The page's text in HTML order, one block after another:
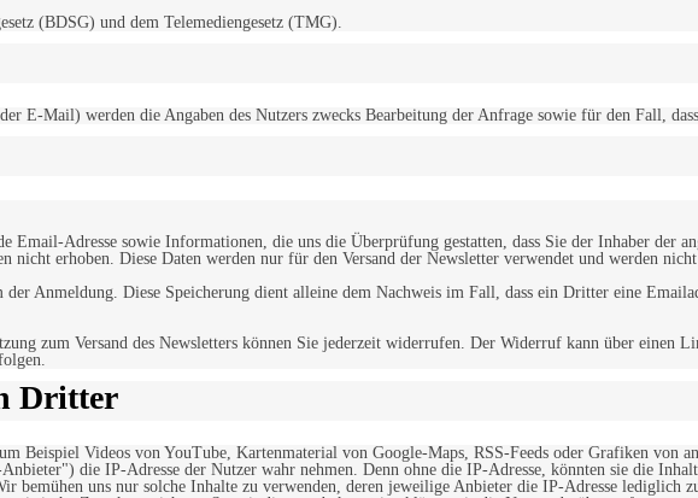
(BDSG) und dem Telemediengesetz (TMG).
Mail) werden die Angaben des Nutzers zwecks Bearbeitung der Anfrage sowie für den Fall, dass
Adresse sowie Informationen, die uns die Überprüfung gestatten, dass Sie der Inhaber der
nicht erhoben. Diese Daten werden nur für den Versand der Newsletter verwendet und werden
Anmeldung. Diese Speicherung dient alleine dem Nachweis im Fall, dass ein Dritter eine
zum Versand des Newsletters können Sie jederzeit widerrufen. Der Widerruf kann über einen
Dritter
Beispiel Videos von YouTube, Kartenmaterial von Google-Maps, RSS-Feeds oder Grafiken von
die IP-Adresse der Nutzer wahr nehmen. Denn ohne die IP-Adresse, könnten sie die
uns nur solche Inhalte zu verwenden, deren jeweilige Anbieter die IP-Adresse lediglich